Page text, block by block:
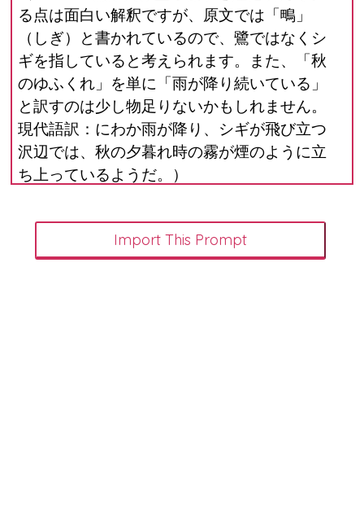
る点は面白い解釈ですが、原文では「鴫」
（しぎ）と書かれているので、鷺ではなくシ
ギを指していると考えられます。また、「秋
のゆふくれ」を単に「雨が降り続いている」
と訳すのは少し物足りないかもしれません。
現代語訳：にわか雨が降り、シギが飛び立つ
沢辺では、秋の夕暮れ時の霧が煙のように立
ち上っているようだ。）
・初霜の置く峰の松も昔ながらさけぶなり人
住まぬ里なれば